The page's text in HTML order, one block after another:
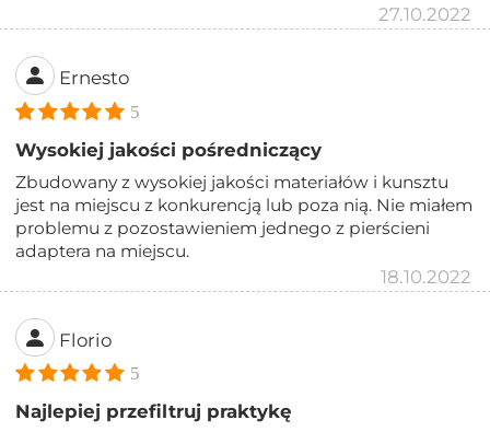
27.10.2022
Ernesto
5
Wysokiej jakości pośredniczący
Zbudowany z wysokiej jakości materiałów i kunsztu
jest na miejscu z konkurencją lub poza nią. Nie miałem
problemu z pozostawieniem jednego z pierścieni
adaptera na miejscu.
18.10.2022
Florio
5
Najlepiej przefiltruj praktykę